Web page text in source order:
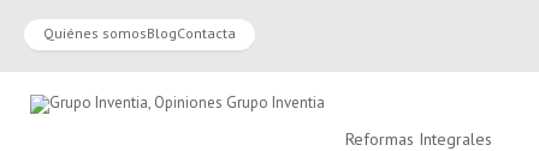
Quiénes somosBlogContacta
Reformas Integrales